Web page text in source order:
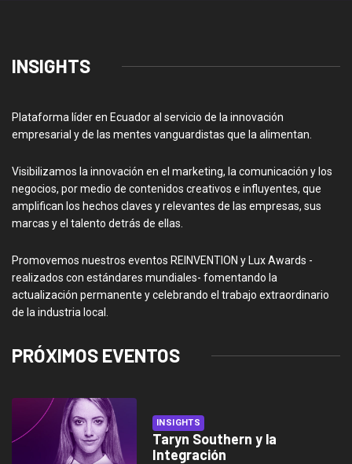
INSIGHTS
Plataforma líder en Ecuador al servicio de la innovación
empresarial y de las mentes vanguardistas que la alimentan.
Visibilizamos la innovación en el marketing, la comunicación y los
negocios, por medio de contenidos creativos e influyentes, que
amplifican los hechos claves y relevantes de las empresas, sus
marcas y el talento detrás de ellas.
Promovemos nuestros eventos REINVENTION y Lux Awards -
realizados con estándares mundiales- fomentando la
actualización permanente y celebrando el trabajo extraordinario
de la industria local.
PRÓXIMOS EVENTOS
INSIGHTS
Taryn Southern y la
Integración